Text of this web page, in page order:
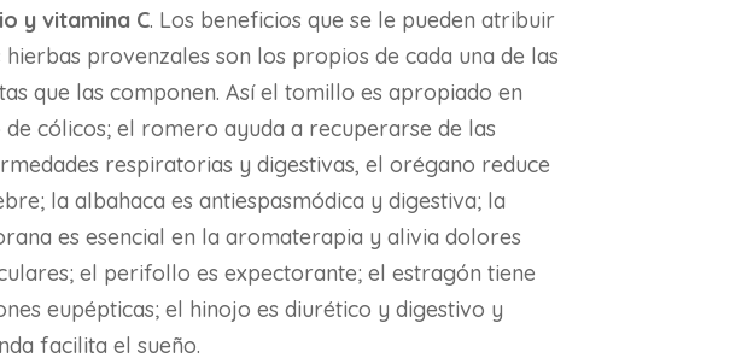
y vitamina C. Los beneficios que se le pueden atribuir
hierbas provenzales son los propios de cada una de las
que las componen. Así el tomillo es apropiado en
de cólicos; el romero ayuda a recuperarse de las
respiratorias y digestivas, el orégano reduce
la albahaca es antiespasmódica y digestiva; la
es esencial en la aromaterapia y alivia dolores
el perifollo es expectorante; el estragón tiene
eupépticas; el hinojo es diurético y digestivo y
facilita el sueño.